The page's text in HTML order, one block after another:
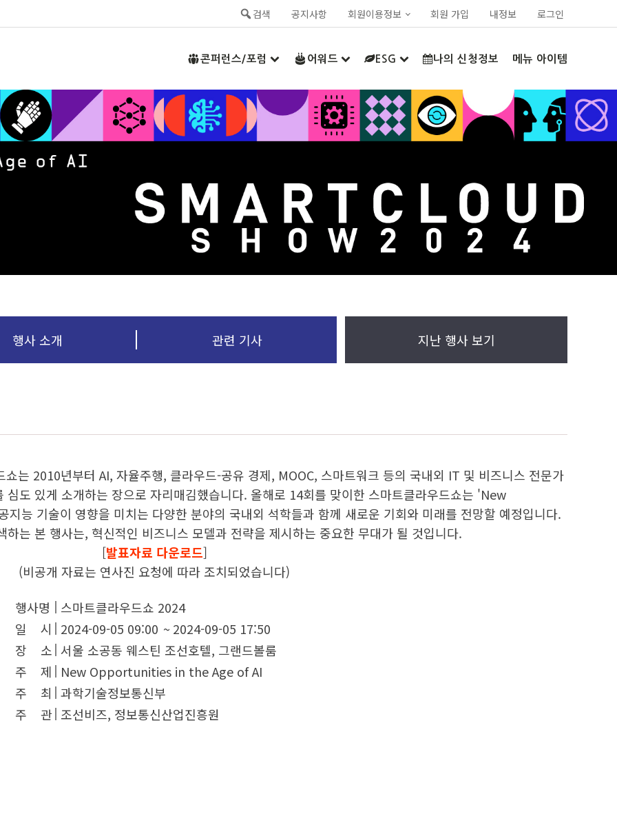
검색 공지사항 회원이용정보 회원 가입 내정보 로그인
콘퍼런스/포럼 어워드 ESG 나의 신청정보 메뉴 아이템
행사 소개 관련 기사 지난 행사 보기
는 2010년부터 AI, 자율주행, 클라우드-공유 경제, MOOC, 스마트워크 등의 국내외 IT 및 비즈니스 전문가
도 있게 소개하는 장으로 자리매김했습니다. 올해로 14회를 맞이한 스마트클라우드쇼는 'New
기술이 영향을 미치는 다양한 분야의 국내외 석학들과 함께 새로운 기회와 미래를 전망할 예정입니다.
는 본 행사는, 혁신적인 비즈니스 모델과 전략을 제시하는 중요한 무대가 될 것입니다.
[발표자료 다운로드]
(비공개 자료는 연사진 요청에 따라 조치되었습니다)
행사명
스마트클라우드쇼 2024
일 시
2024-09-05 09:00 ~ 2024-09-05 17:50
장 소 서울 소공동 웨스틴 조선호텔, 그랜드볼룸
주 제
New Opportunities in the Age of AI
주 최 과학기술정보통신부
주 관 조선비즈, 정보통신산업진흥원